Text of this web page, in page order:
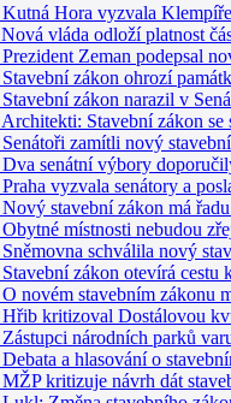
Kutná Hora vyzvala
Nová vláda odloží platnost
Prezident Zeman podepsal
Stavební zákon ohrozí
Stavební zákon narazil v
Architekti: Stavební zákon
Senátoři zamítli nový
Dva senátní výbory
Praha vyzvala senátory a
Nový stavební zákon má
Obytné místnosti nebudou
Sněmovna schválila nový
Stavební zákon otevírá
O novém stavebním zákonu
Hřib kritizoval Dostálovou
Zástupci národních parků
Debata a hlasování o
MŽP kritizuje návrh dát